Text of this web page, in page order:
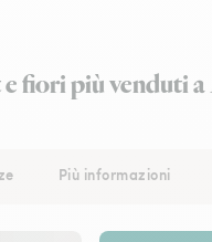
fiori più venduti a
Più informazioni